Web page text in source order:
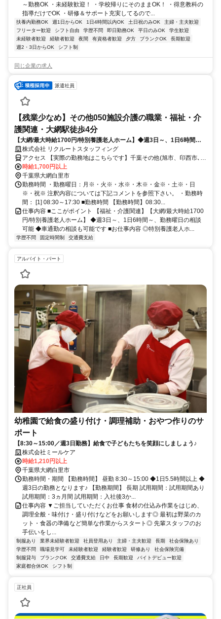
～勤務OK ・未経験歓迎！ ・学校帰りにそのままOK！ ・得意教科の
指導だけでOK ・研修＆サポート充実してるので...
扶養内勤務OK 週1日からOK 1日4時間以内OK 土日祝のみOK
主婦・主夫歓迎
フリーター歓迎
シフト自由 学歴不問 即日勤務OK 平日のみOK
学生歓迎
未経験者歓迎
経験者歓迎 夜間 有資格者歓迎 夕方 ブランクOK
長期歓迎
週2・3日からOK
シフト制
同じ企業の求人
派遣社員
【残業少なめ】その他050施設介護の職業・福祉・介
護関連・大網駅徒歩4分
【大網/最大時給1700円/特別養護老人ホーム】◆週3日～、1日6時間
～、勤務曜日の相談可能
株式会社 リクルートスタッフィング
アクセス 【実際の勤務地はこちらです】千葉その他(旭市、印西市､市
原市など)千葉県大網駅徒歩4分バス24分
時給1,700円以上
千葉県大網白里市
勤務時間 ・勤務曜日：月※・火※・水※・木※・金※・土※・日
※・祝※ 注釈内容については下記コメントを参照下さい。 ・勤務時
間： [1] 08:30～17:30 ■勤務時間 【勤務時間】08:30...
仕事内容 ■ここがポイント 【福祉・介護関連】【大網/最大時給1700
円/特別養護老人ホーム】 ◆週3日～、1日6時間～、勤務曜日の相談
可能 ◆車通勤の相談も可能です ■お仕事内容 ◎特別養護老人ホ...
学歴不問 固定時間制 交通費支給
アルバイト・パート
幼稚園で給食の盛り付け・調理補助・おやつ作りのサ
ポート
【8:30～15:00／週3日勤務】給食で子どもたちを笑顔にしましょう♪
株式会社ミールケア
時給1,210円以上
千葉県大網白里市
勤務時間・期間 【勤務時間】 昼勤 8:30～15:00 ◆1日5.5時間以上 ◆
週3日の勤務となります♪ 【勤務期間】 長期 試用期間：試用期間あり
試用期間：3ヵ月間 試用期間：入社後3か...
仕事内容 ▼ご担当していただくお仕事 食材の仕込み作業をはじめ、
調理全般・味付け・盛り付けなどをお願いします◎ 最初は野菜のカ
ット・食器の準備など簡単な作業からスタート◎ 先輩スタッフのお
手伝いをし...
制服あり 業界未経験者歓迎 社員登用あり 主婦・主夫歓迎 長期
社会保険あり
学歴不問
職場見学可 未経験者歓迎 経験者歓迎 研修あり
社会保険完備
制服貸与
ブランクOK 交通費支給 日中 長期歓迎
バイトデビュー歓迎
家庭都合休OK
シフト制
正社員